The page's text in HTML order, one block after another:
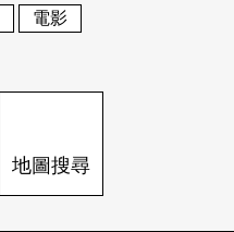
English
登入/註冊
電影
地圖搜尋